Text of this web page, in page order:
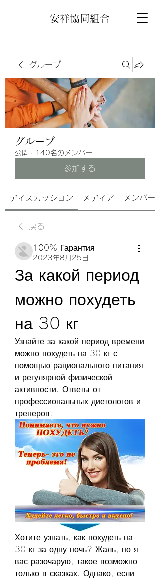
安祥協同組合
グループ
グループ
公開 · 140名のメンバー
参加する
ディスカッション メディア メンバー
戻る
100% Гарантия
2023年8月25日
За какой период
можно похудеть
на 30 кг
Узнайте за какой период времени
можно похудеть на 30 кг с
помощью рационального питания
и регулярной физической
активности. Ответы от
профессиональных диетологов и
тренеров.
Хотите узнать, как похудеть на
30 кг за одну ночь? Жаль, но я
вас разочарую, такое возможно
только в сказках. Однако, если